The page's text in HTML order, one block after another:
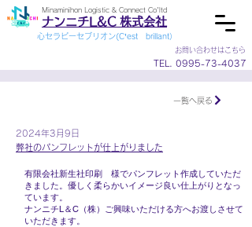
ナンニチL&C 株式会社
心セラピーセブリオン(C’est brillant）
お問い合わせはこちら
TEL. 0995-73-4037
Minaminihon Logistic & Connect Co'ltd
一覧へ戻る
2024年3月9日
弊社のパンフレットが仕上がりました
有限会社新生社印刷 様でパンフレット作成していただ
きました。優しく柔らかいイメージ良い仕上がりとなっ
ています。
ナンニチL＆C（株）ご興味いただける方へお渡しさせて
いただきます。